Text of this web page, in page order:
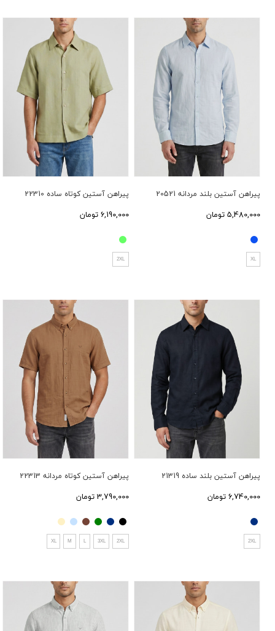
پیراهن آستین بلند مردانه 20521
5,480,000 تومان
XL
پیراهن آستین کوتاه ساده 22310
6,190,000 تومان
2XL
پیراهن آستین بلند ساده 21319
6,740,000 تومان
2XL
پیراهن آستین کوتاه مردانه 22313
3,790,000 تومان
2XL
3XL
M
XL